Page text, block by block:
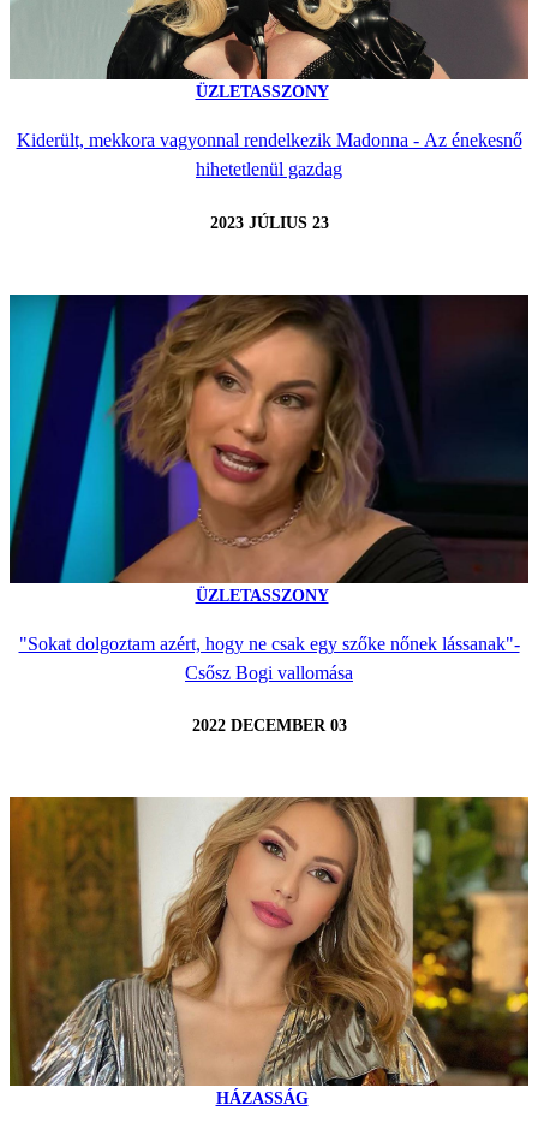
ÜZLETASSZONY
Kiderült, mekkora vagyonnal rendelkezik Madonna - Az énekesnő
hihetetlenül gazdag
2023 JÚLIUS 23
ÜZLETASSZONY
"Sokat dolgoztam azért, hogy ne csak egy szőke nőnek lássanak"-
Csősz Bogi vallomása
2022 DECEMBER 03
HÁZASSÁG